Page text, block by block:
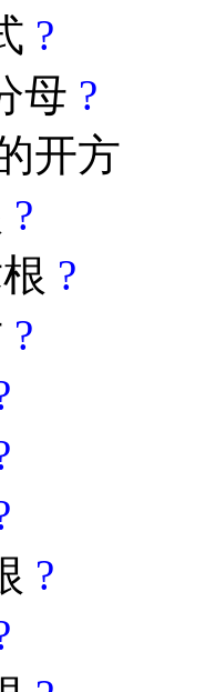
?
母 ?
开方
?
?
?
?